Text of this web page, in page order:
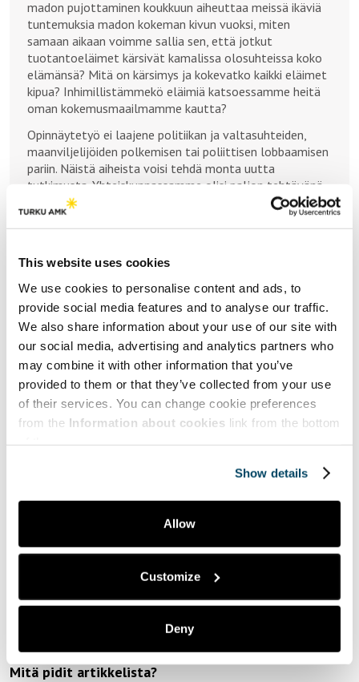
This website uses cookies
We use cookies to personalise content and ads, to
provide social media features and to analyse our traffic.
We also share information about your use of our site with
our social media, advertising and analytics partners who
may combine it with other information that you’ve
provided to them or that they’ve collected from your use
of their services. You can change cookie preferences
from the Information about cookies link from the bottom
Show details
Allow
Customize
Deny
madon pujottaminen koukkuun aiheuttaa meissä ikäviä
tuntemuksia madon kokeman kivun vuoksi, miten
samaan aikaan voimme sallia sen, että jotkut
tuotantoeläimet kärsivät kamalissa olosuhteissa koko
elämänsä? Mitä on kärsimys ja kokevatko kaikki eläimet
kipua? Inhimillistämmekö eläimiä katsoessamme heitä
oman kokemusmaailmamme kautta?
Opinnäytetyö ei laajene politiikan ja valtasuhteiden,
maanviljelijöiden polkemisen tai poliittisen lobbaamisen
pariin. Näistä aiheista voisi tehdä monta uutta
tutkimusta. Yhteiskunnassamme olisi paljon tehtävänä
eläinten oikeuksien puolesta.
Muutos
Näyttelijä on taiteellisen tutkimuksen myötä
eläimiin ravistellaan kovasti. Katsojapalautteet pitävät
esityksen aihetta tärkeänä, mutta osa katsojista olisi
kaivannut vielä rohkeampaa ja rajumpaa esitystä
aiheesta. Palautteista selviää, että tutkimuksen
kohteena ollut roolityö oli pidetty ja uskottava.
Näyttelijän pelko siitä, että hänet leimattaisiin
aktivistiksi, osoittautuu turhaksi ja kehottaa pohtimaan
miksi sellainen pelko alun perin oli syntynyt.
muutoksia, jotka näkyvät keskustelujen lisäksi myös
valinnoissa. Näyttelijä valitsee useammin kasvisruokaa
tekee kaupassa erilaisia ostoksia. Opinnäytetyön
lopputuloksena on väite: Taide muuttaa tekijäänsä.
Mitä pidit artikkelista?